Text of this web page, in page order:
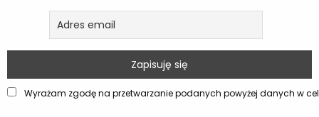
Wyrażam zgodę na przetwarzanie podanych powyżej danych w